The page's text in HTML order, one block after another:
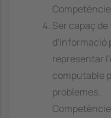
Ser capaç
d'informació
representar
computable
problemes.